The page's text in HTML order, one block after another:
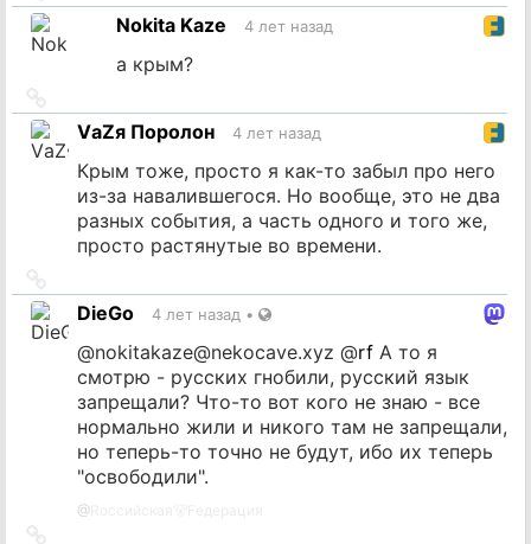
на
источникNokita Kaze 4 лет назад
а крым?
на
источник
VаZя Поролон 4 лет назад
Крым тоже, просто я как-то забыл про него
из-за навалившегося. Но вообще, это не два
разных события, а часть одного и того же,
просто растянутые во времени.
на
источник
DieGo 4 лет назад •
@nokitakaze@nekocave.xyz @rf А то я
смотрю - русских гнобили, русский язык
запрещали? Что-то вот кого не знаю - все
нормально жили и никого там не запрещали,
но теперь-то точно не будут, ибо их теперь
"освободили".
@